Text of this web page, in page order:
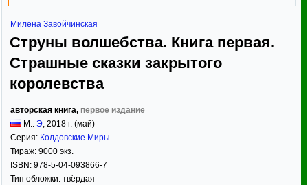
Милена Завойчинская
Струны волшебства. Книга первая.
Страшные сказки закрытого
королевства
авторская книга, первое издание
М.: Э, 2018 г. (май)
Серия: Колдовские Миры
Тираж: 9000 экз.
ISBN: 978-5-04-093866-7
Тип обложки: твёрдая